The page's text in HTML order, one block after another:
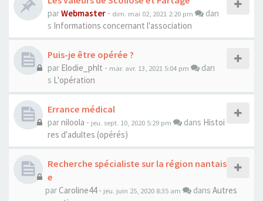
parWebmaster - dim. mai 02, 2021 2:20 pm
dan
s Informations concernant l'association
Puis-je être opérée ?
par Elodie_phlt - mar. avr. 13, 2021 5:04 pm
dan
s L'opération
Errance médical
parniloola - jeu. sept. 10, 2020 5:29 pm dans Histoi
res d'adultes (opérés)
Recherche spécialiste sur la région nantais
e
par Caroline44- jeu. juin 25, 2020 8:35 am dans Autres